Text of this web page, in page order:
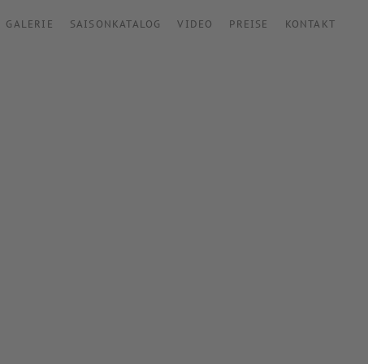
GALERIE SAISONKATALOG VIDEO PREISE KONTAKT